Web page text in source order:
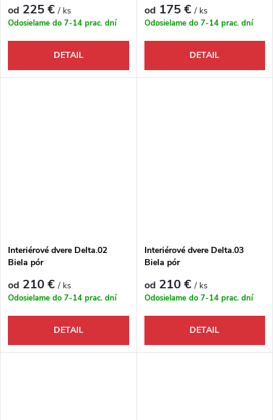
od 225 €/ ks
Odosielame do 7-14 prac. dní
DETAIL
od 175 €/ ks
Odosielame do 7-14 prac. dní
DETAIL
Interiérové dvere Delta.02
Biela pór
od 210 €/ ks
Odosielame do 7-14 prac. dní
DETAIL
Interiérové dvere Delta.03
Biela pór
od 210 €/ ks
Odosielame do 7-14 prac. dní
DETAIL